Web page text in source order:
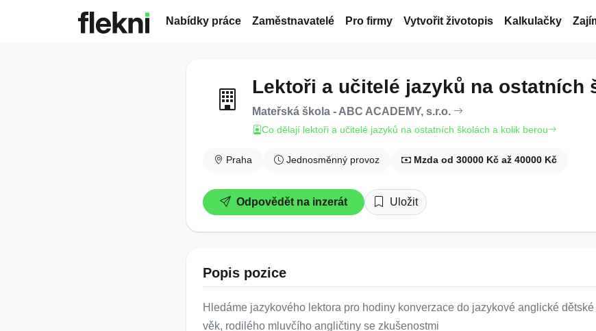
Nabídky práce Zaměstnavatelé Pro firmy Vytvořit životopis Kalkulačky
Lektoři a učitelé jazyků na ostatních
Mateřská škola - ABC ACADEMY, s.r.o.
Co dělají lektoři a učitelé jazyků na ostatních školách a kolik berou
Praha Jednosměnný provoz Mzda od 30000 Kč až 40000 Kč
Odpovědět na inzerát Uložit
Popis pozice
Hledáme jazykového lektora pro hodiny konverzace do jazykové anglické
věk, rodilého mluvčího angličtiny se zkušenostmi